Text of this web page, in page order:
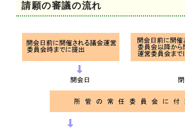
請願の審議の流れ